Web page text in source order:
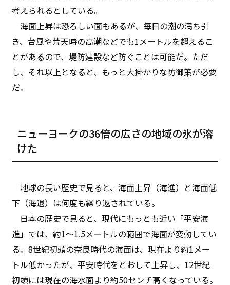
考えられるとしている。
海面上昇は恐ろしい面もあるが、毎日の潮の満ち引
き、台風や荒天時の高潮などでも1メートルを超えるこ
とがあるので、堤防建設など防ぐことは可能だ。ただ
し、それ以上となると、もっと大掛かりな防御策が必要
だ。
ニューヨークの36倍の広さの地域の氷が溶
けた
地球の長い歴史で見ると、海面上昇（海進）と海面低
下（海退）は何度も繰り返されている。
日本の歴史で見ると、現代にもっとも近い「平安海
進」では、約1〜1.5メートルの範囲で海面が変動してい
る。8世紀初頭の奈良時代の海面は、現在より約1メー
トル低かったが、平安時代をとおして上昇し、12世紀
初頭には現在の海水面より約50センチ高くなっている。